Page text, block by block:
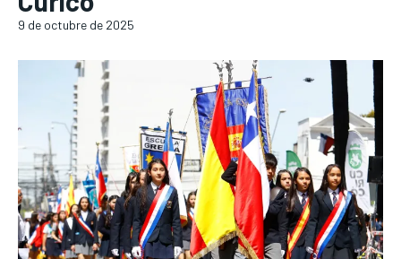
9 de octubre de 2025